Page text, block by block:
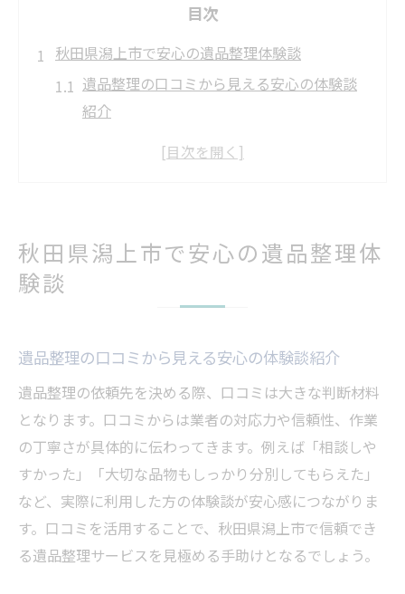
目次
秋田県潟上市で安心の遺品整理体験談
遺品整理の口コミから見える安心の体験談
紹介
実際の遺品整理で得た満足度とはどんなも
ト
口コミを活かした遺品整理サービス選び方
遺品整理の口コミ活用で失敗しない選び方
信頼できる遺品整理業者を口コミで見極め
る
リアルな遺品整理の評判から選ぶコツ解説
口コミ比較で分かる遺品整理サービスの違
い
安心できる遺品整理サービス選定の実践法
秋田県潟上市で安心の遺品整理体
験談
遺品整理の口コミから見える安心の体験談紹介
遺品整理の依頼先を決める際、口コミは大きな判断材料
となります。口コミからは業者の対応力や信頼性、作業
の丁寧さが具体的に伝わってきます。例えば「相談しや
すかった」「大切な品物もしっかり分別してもらえた」
など、実際に利用した方の体験談が安心感につながりま
す。口コミを活用することで、秋田県潟上市で信頼でき
る遺品整理サービスを見極める手助けとなるでしょう。